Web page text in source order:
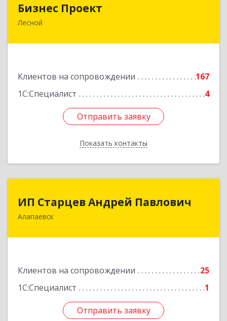
Бизнес Проект
Лесной
Клиентов на сопровождении
167
1С:Специалист
4
Отправить заявку
Показать контакты
624200, Свердловская обл, Лесной г, Сиротина
Отправить заявку
Назад
ИП Старцев Андрей Павлович
Алапаевск
Клиентов на сопровождении
25
1С:Специалист
1
Отправить заявку
ИП Старцев Андрей Павлович
624601, Свердловская обл, Алапаевск г,
Отправить заявку